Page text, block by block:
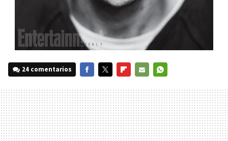
24 comentarios
MAIL